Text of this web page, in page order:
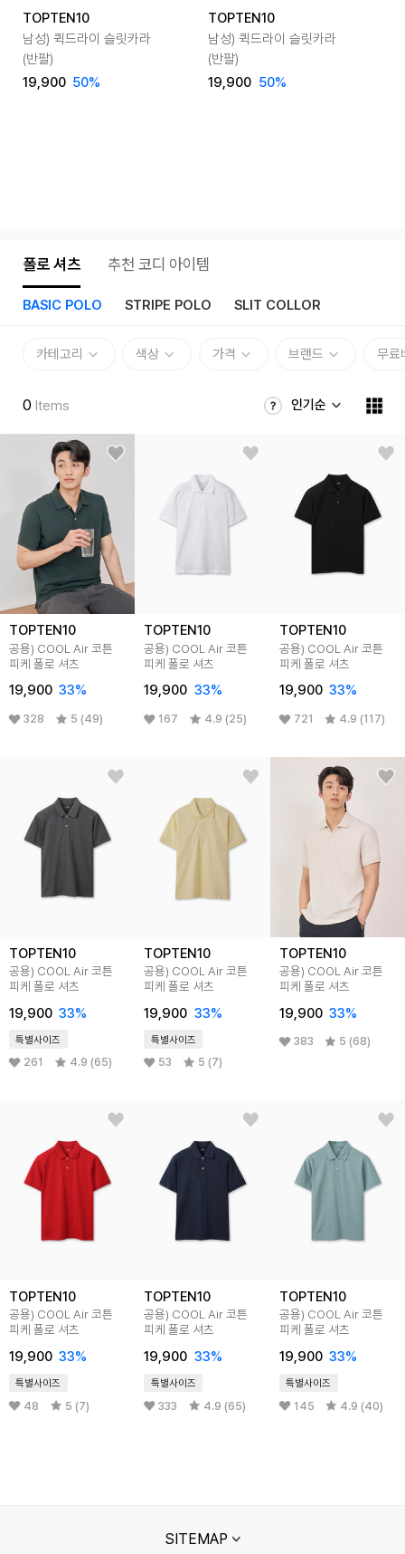
TOPTEN10
남성) 퀵드라이 슬릿카라
(반팔)
19,900 50%
TOPTEN10
남성) 퀵드라이 슬릿카라
(반팔)
19,900 50%
폴로 셔츠 추천 코디 아이템
BASIC POLO STRIPE POLO SLIT COLLOR
카테고리 색상 가격 브랜드 무료
0 Items 인기순
TOPTEN10
공용) COOL Air 코튼
피케 폴로 셔츠
19,900 33%
328 5 (49)
TOPTEN10
공용) COOL Air 코튼
피케 폴로 셔츠
19,900 33%
167 4.9 (25)
TOPTEN10
공용) COOL Air 코튼
피케 폴로 셔츠
19,900 33%
721 4.9 (117)
TOPTEN10
공용) COOL Air 코튼
피케 폴로 셔츠
19,900 33%
특별사이즈
261 4.9 (65)
TOPTEN10
공용) COOL Air 코튼
피케 폴로 셔츠
19,900 33%
특별사이즈
53 5 (7)
TOPTEN10
공용) COOL Air 코튼
피케 폴로 셔츠
19,900 33%
383 5 (68)
TOPTEN10
공용) COOL Air 코튼
피케 폴로 셔츠
19,900 33%
특별사이즈
48 5 (7)
TOPTEN10
공용) COOL Air 코튼
피케 폴로 셔츠
19,900 33%
특별사이즈
333 4.9 (65)
TOPTEN10
공용) COOL Air 코튼
피케 폴로 셔츠
19,900 33%
특별사이즈
145 4.9 (40)
SITEMAP